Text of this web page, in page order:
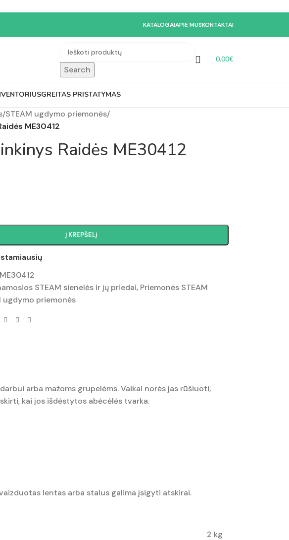
KATALOGAIAPIE MUSKONTAKTAI
Search
0.00€
GREITAS PRISTATYMAS
/STEAM ugdymo priemonės/
ME30412
Raidės ME30412
Į KREPŠELĮ
ME30412
STEAM sienelės ir jų priedai, Priemonės STEAM
ugdymo priemonės
arba mažoms grupelėms. Vaikai norės jas rūšiuoti,
kai jos išdėstytos abėcėlės tvarka.
lentas arba stalus galima įsigyti atskirai.
2 kg